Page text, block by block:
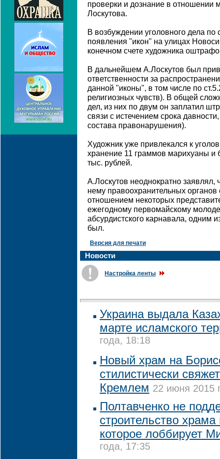
проверки и дознание в отношении
Лоскутова.
В возбуждении уголовного дела по
появления "икон" на улицах
конечном счете художника
В дальнейшем А.Лоскутов был
ответственности за
данной "иконы", в том числе по
религиозных чувств). В общей
дел, из них по двум он заплатил
связи с истечением срока
состава правонарушения).
Художник уже привлекался к
хранение 11 граммов марихуаны
тыс. рублей.
А.Лоскутов неоднократно
нему правоохранительных органов
отношением некоторых
ежегодному первомайскому
абсурдистского карнавала, одним
был.
Версия для печати
Новости
Настройка ленты
Украина выдала
марте исламского
года, 18:18
Новый храм на
стилистически
Кремлем 22 июня 2015
Полтавченко не
строительство
которое лоббирует
года, 17:35